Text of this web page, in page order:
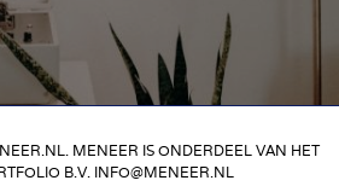
MENEER IS ONDERDEEL VAN HET
B.V. INFO@MENEER.NL